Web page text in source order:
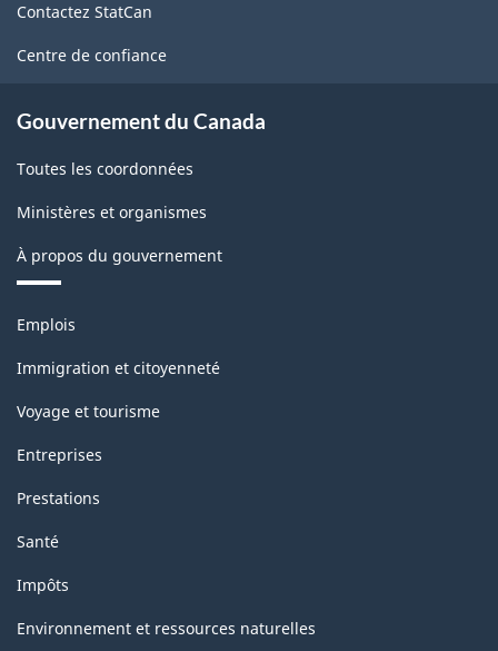
ce
site
Contactez StatCan
Centre de confiance
Gouvernement du Canada
Toutes les coordonnées
Ministères et organismes
À propos du gouvernement
Thèmes
sujets
Emplois
Immigration et citoyenneté
Voyage et tourisme
Entreprises
Prestations
Santé
Impôts
Environnement et ressources naturelles